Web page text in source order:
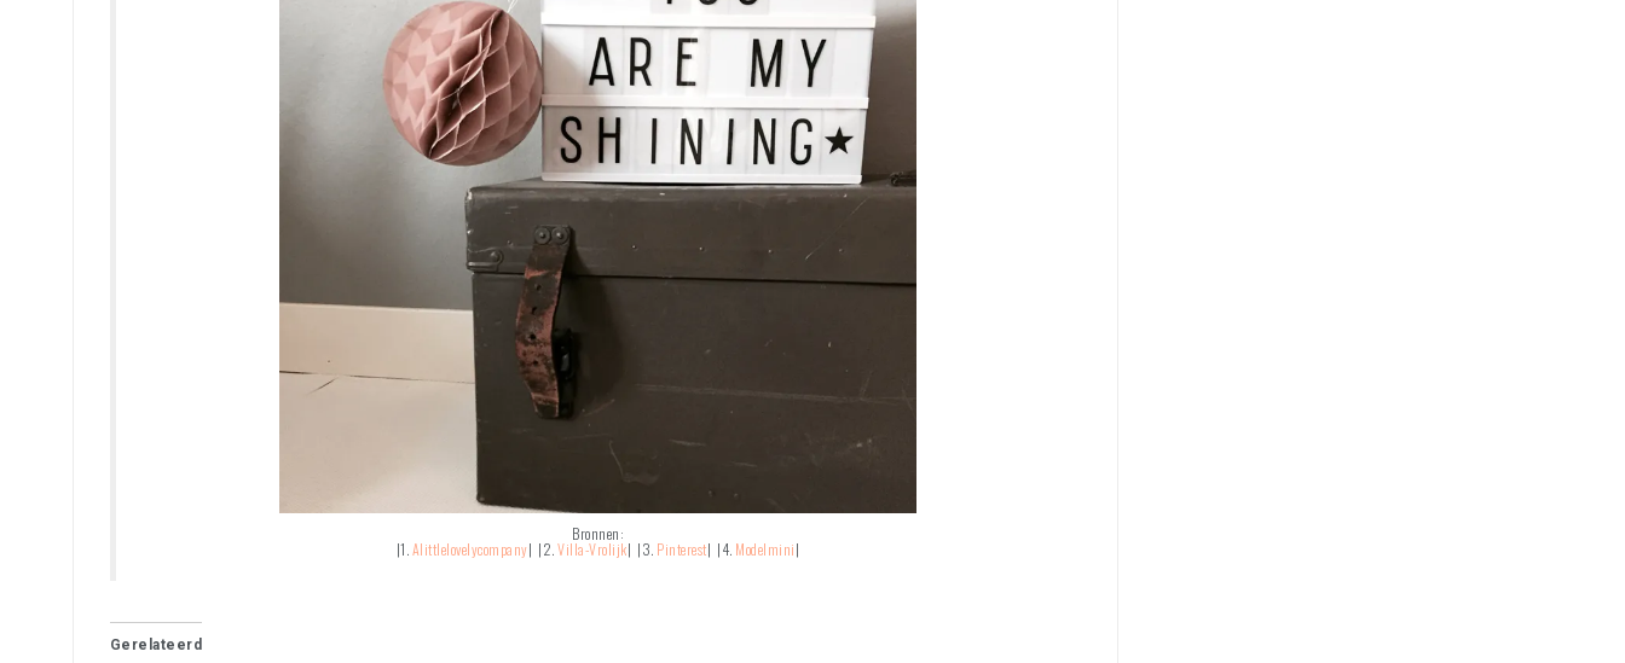
Bronnen:
|1.Alittlelovelycompany| |2.Villa-Vrolijk| |3. Pinterest| |4. Modelmini|
Gerelateerd